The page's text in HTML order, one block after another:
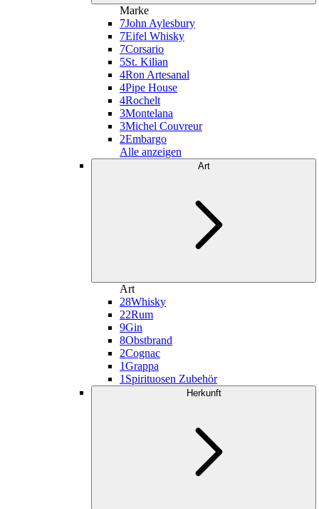
Marke
7John Aylesbury
7Eifel Whisky
7Corsario
5St. Kilian
4Ron Artesanal
4Pipe House
4Rochelt
3Montelana
3Michel Couvreur
2Embargo
Alle anzeigen
Art
Art
28Whisky
22Rum
9Gin
8Obstbrand
2Cognac
1Grappa
1 Spirituosen Zubehör
Herkunft